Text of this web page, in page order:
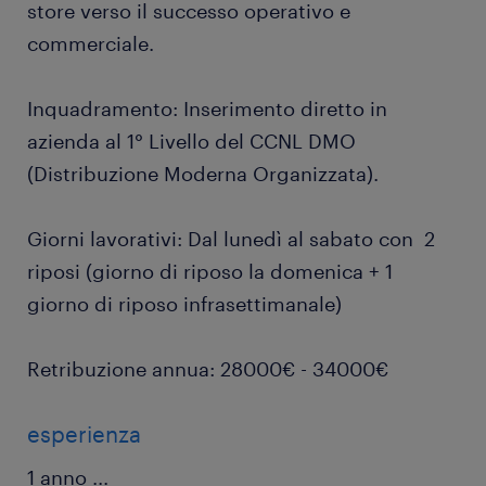
store verso il successo operativo e
commerciale.
Inquadramento: Inserimento diretto in
azienda al 1° Livello del CCNL DMO
(Distribuzione Moderna Organizzata).
Giorni lavorativi: Dal lunedì al sabato con 2
riposi (giorno di riposo la domenica + 1
giorno di riposo infrasettimanale)
Retribuzione annua: 28000€ - 34000€
esperienza
1 anno ...